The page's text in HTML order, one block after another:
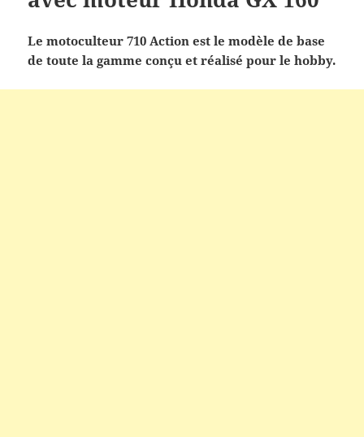
Le motoculteur 710 Action est le modèle de base
de toute la gamme conçu et réalisé pour le hobby.